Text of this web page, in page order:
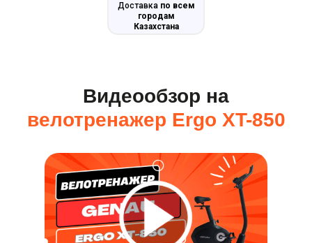
Доставка по всем
городам
Казахстана
Видеообзор на
велотренажер Ergo XT-850